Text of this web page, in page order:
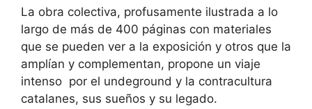
La obra colectiva, profusamente ilustrada a lo
largo de más de 400 páginas con materiales
que se pueden ver a la exposición y otros que la
amplían y complementan, propone un viaje
intenso por el undeground y la contracultura
catalanes, sus sueños y su legado.